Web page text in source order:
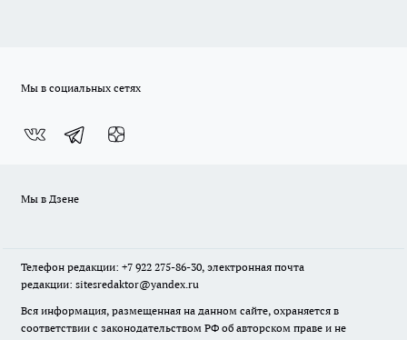
Мы в социальных сетях
Мы в Дзене
Телефон редакции: +7 922 275-86-30, электронная почта
редакции: sitesredaktor@yandex.ru
Вся информация, размещенная на данном сайте, охраняется в
соответствии с законодательством РФ об авторском праве и не